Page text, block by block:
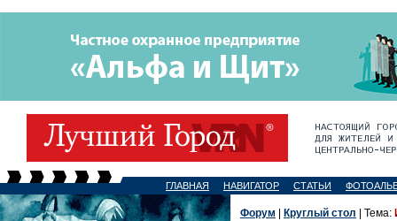
ГЛАВНАЯ НАВИГАТОР СТАТЬИ
Форум Круглый стол | Тема: